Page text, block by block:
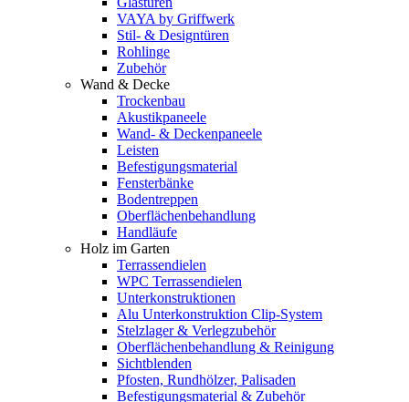
VAYA by Griffwerk
Stil- & Designtüren
Rohlinge
Zubehör
Wand & Decke
Trockenbau
Akustikpaneele
Wand- & Deckenpaneele
Leisten
Befestigungsmaterial
Fensterbänke
Bodentreppen
Oberflächenbehandlung
Handläufe
Holz im Garten
Terrassendielen
WPC Terrassendielen
Unterkonstruktionen
Alu Unterkonstruktion Clip-System
Stelzlager & Verlegzubehör
Oberflächenbehandlung & Reinigung
Sichtblenden
Pfosten, Rundhölzer, Palisaden
Befestigungsmaterial & Zubehör